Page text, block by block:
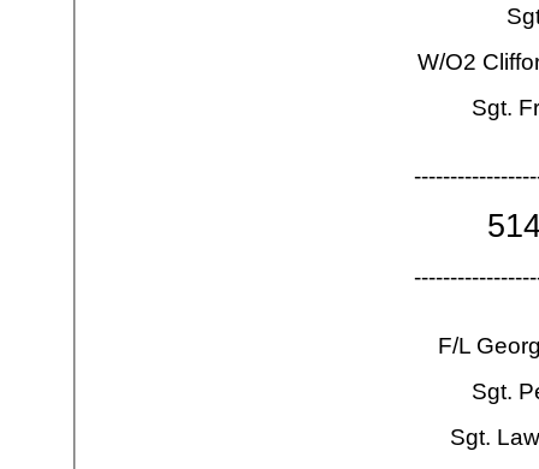
W/O2
Sgt.
-----------------
-----------------
F/L
Sgt.
Sgt.